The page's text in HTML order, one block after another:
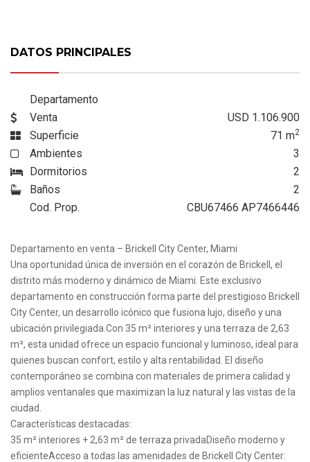
DATOS PRINCIPALES
Departamento
Venta
USD 1.106.900
Superficie
71 m2
Ambientes
3
Dormitorios
2
Baños
2
Cod. Prop.
CBU67466 AP7466446
Departamento en venta – Brickell City Center, Miami
Una oportunidad única de inversión en el corazón de Brickell, el
distrito más moderno y dinámico de Miami. Este exclusivo
departamento en construcción forma parte del prestigioso Brickell
City Center, un desarrollo icónico que fusiona lujo, diseño y una
ubicación privilegiada.Con 35 m² interiores y una terraza de 2,63
m², esta unidad ofrece un espacio funcional y luminoso, ideal para
quienes buscan confort, estilo y alta rentabilidad. El diseño
contemporáneo se combina con materiales de primera calidad y
amplios ventanales que maximizan la luz natural y las vistas de la
ciudad.
Características destacadas:
35 m² interiores + 2,63 m² de terraza privadaDiseño moderno y
eficienteAcceso a todas las amenidades de Brickell City Center: